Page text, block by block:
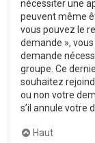
nécessiter une
peuvent même
vous pouvez le
demande »,
demande
groupe. Ce
souhaitez
ou non votre
s’il annule votre
Haut